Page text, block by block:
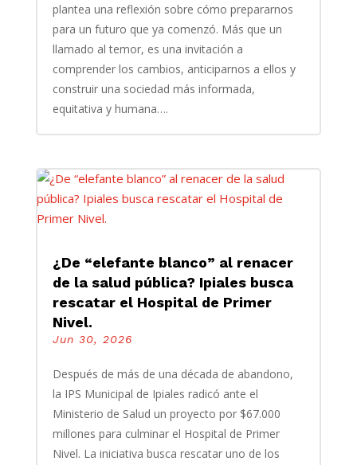
plantea una reflexión sobre cómo prepararnos
para un futuro que ya comenzó. Más que un
llamado al temor, es una invitación a
comprender los cambios, anticiparnos a ellos y
construir una sociedad más informada,
equitativa y humana….
¿De “elefante blanco” al renacer
de la salud pública? Ipiales busca
rescatar el Hospital de Primer
Nivel.
Jun 30, 2026
Después de más de una década de abandono,
la IPS Municipal de Ipiales radicó ante el
Ministerio de Salud un proyecto por $67.000
millones para culminar el Hospital de Primer
Nivel. La iniciativa busca rescatar uno de los